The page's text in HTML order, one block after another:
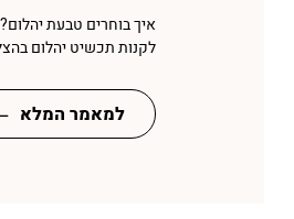
איך בוחרים טבעת
לקנות תכשיט יהלום
למאמר המלא